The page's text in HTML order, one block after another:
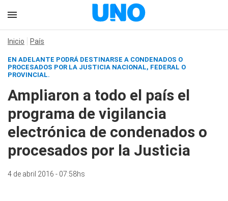
Inicio País
EN ADELANTE PODRÁ DESTINARSE A CONDENADOS O
PROCESADOS POR LA JUSTICIA NACIONAL, FEDERAL O
PROVINCIAL.
Ampliaron a todo el país el
programa de vigilancia
electrónica de condenados o
procesados por la Justicia
4 de abril 2016 - 07:58hs